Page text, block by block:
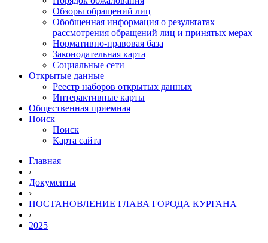
Обзоры обращений лиц
Обобщенная информация о результатах
рассмотрения обращений лиц и принятых мерах
Нормативно-правовая база
Законодательная карта
Социальные сети
Открытые данные
Реестр наборов открытых данных
Интерактивные карты
Общественная приемная
Поиск
Поиск
Карта сайта
Главная
›
Документы
›
ПОСТАНОВЛЕНИЕ ГЛАВА ГОРОДА КУРГАНА
›
2025